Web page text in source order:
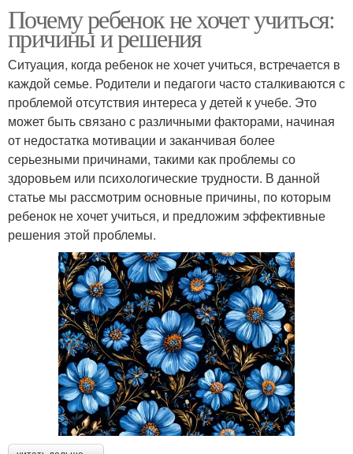
Почему ребенок не хочет учиться:
причины и решения
Ситуация, когда ребенок не хочет учиться, встречается в
каждой семье. Родители и педагоги часто сталкиваются с
проблемой отсутствия интереса у детей к учебе. Это
может быть связано с различными факторами, начиная
от недостатка мотивации и заканчивая более
серьезными причинами, такими как проблемы со
здоровьем или психологические трудности. В данной
статье мы рассмотрим основные причины, по которым
ребенок не хочет учиться, и предложим эффективные
решения этой проблемы.